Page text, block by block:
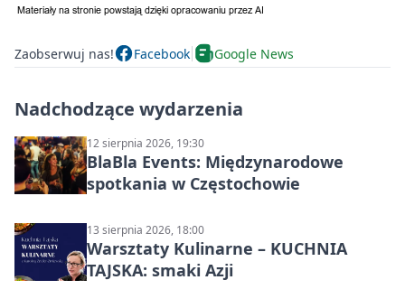
Zaobserwuj nas! Facebook Google News
Nadchodzące wydarzenia
12 sierpnia 2026, 19:30
BlaBla Events: Międzynarodowe
spotkania w Częstochowie
13 sierpnia 2026, 18:00
Warsztaty Kulinarne – KUCHNIA
TAJSKA: smaki Azji